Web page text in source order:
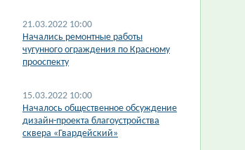
21.03.2022 10:00
Начались ремонтные работы
чугунного ограждения по Красному
прооспекту
15.03.2022 10:00
Началось общественное обсуждение
дизайн-проекта благоустройства
сквера «Гвардейский»